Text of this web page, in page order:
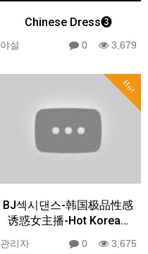
Chinese Dress❸
야설 0 3,679
Hot
BJ섹시댄스-韩国极品性感
诱惑女主播-Hot Korea…
관리자 0 3,675